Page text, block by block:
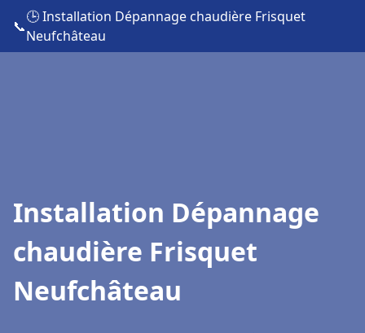
📞
🕒 Installation Dépannage chaudière Frisquet
Neufchâteau
Installation Dépannage
chaudière Frisquet
Neufchâteau